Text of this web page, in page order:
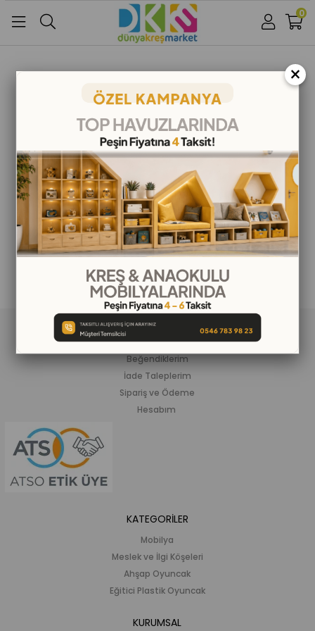
Google İle Bağlan
0
ALIŞVERİŞ BİLGİLERİ
Siparişlerim
Beğendiklerim
İade Taleplerim
Sipariş ve Ödeme
Hesabım
KATEGORİLER
Mobilya
Meslek ve İlgi Köşeleri
Ahşap Oyuncak
Eğitici Plastik Oyuncak
KURUMSAL
×